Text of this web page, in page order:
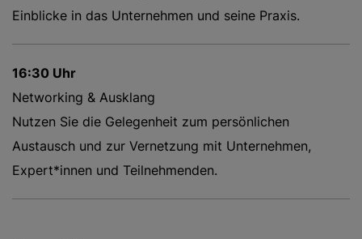
Einblicke in das Unternehmen und seine Praxis.
16:30 Uhr
Networking & Ausklang
Nutzen Sie die Gelegenheit zum persönlichen
Austausch und zur Vernetzung mit Unternehmen,
Expert*innen und Teilnehmenden.